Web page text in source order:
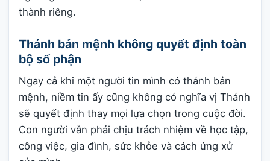
thành riêng.
Thánh bản mệnh không quyết định toàn
bộ số phận
Ngay cả khi một người tin mình có thánh bản
mệnh, niềm tin ấy cũng không có nghĩa vị Thánh
sẽ quyết định thay mọi lựa chọn trong cuộc đời.
Con người vẫn phải chịu trách nhiệm về học tập,
công việc, gia đình, sức khỏe và cách ứng xử